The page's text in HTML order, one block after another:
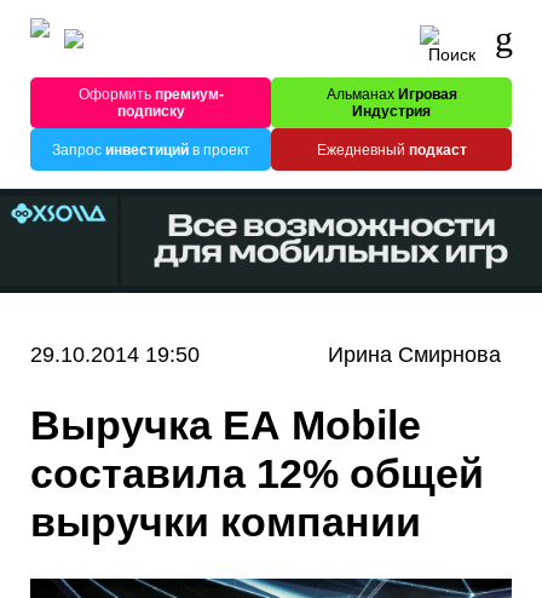
Оформитьпремиум-
подписку
Альманах Игровая
Индустрия
Запрос инвестицийв проект Ежедневный подкаст
29.10.2014 19:50 Ирина Смирнова
Выручка ЕА Mobile
составила 12% общей
выручки компании